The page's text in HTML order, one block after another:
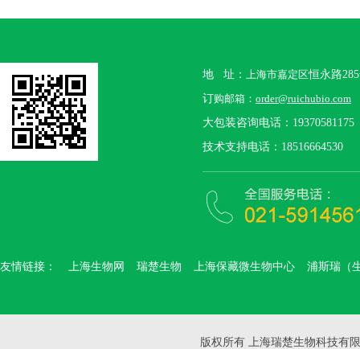
地 址： 上海市嘉定区恒永路
订购邮箱： order@ruichubio.com
大包装咨询电话：19370581175
技术支持电话：18516664530
友情链接： 上海生物网 瑞楚生物 上海保藏微生物中心 浦斯瑞（
版权所有 上海瑞楚生物科技有